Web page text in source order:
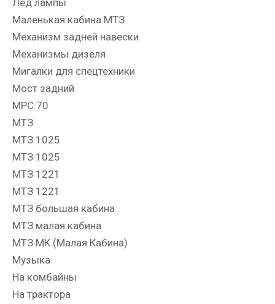
Маленькая кабина МТЗ
Механизм задней навески
Механизмы дизеля
Мигалки для спецтехники
Мост задний
МРС 70
МТЗ
МТЗ 1025
МТЗ 1025
МТЗ 1221
МТЗ 1221
МТЗ большая кабина
МТЗ малая кабина
МТЗ МК (Малая Кабина)
Музыка
На комбайны
На трактора